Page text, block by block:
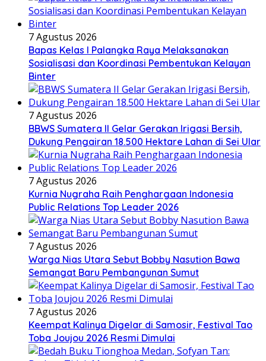
7 Agustus 2026
Bapas Kelas I Palangka Raya Melaksanakan
Sosialisasi dan Koordinasi Pembentukan Kelayan
Binter
7 Agustus 2026
BBWS Sumatera II Gelar Gerakan Irigasi Bersih,
Dukung Pengairan 18.500 Hektare Lahan di Sei Ular
7 Agustus 2026
Kurnia Nugraha Raih Penghargaan Indonesia
Public Relations Top Leader 2026
7 Agustus 2026
Warga Nias Utara Sebut Bobby Nasution Bawa
Semangat Baru Pembangunan Sumut
7 Agustus 2026
Keempat Kalinya Digelar di Samosir, Festival Tao
Toba Joujou 2026 Resmi Dimulai